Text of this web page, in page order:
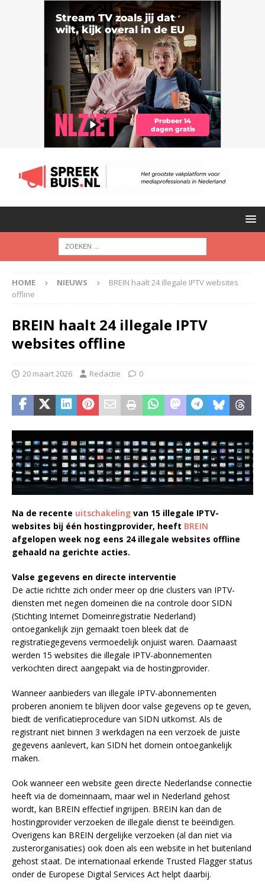
HOME NIEUWS
BREIN haalt 24 illegale IPTV websites
offline
BREIN haalt 24 illegale IPTV
websites offline
20 maart 2026 Redactie 0
Na de recente uitschakeling van 15 illegale IPTV-
websites bij één hostingprovider, heeft BREIN
afgelopen week nog eens 24 illegale websites offline
gehaald na gerichte acties.
Valse gegevens en directe interventie
De actie richtte zich onder meer op drie clusters van IPTV-
diensten met negen domeinen die na controle door SIDN
(Stichting Internet Domeinregistratie Nederland)
ontoegankelijk zijn gemaakt toen bleek dat de
registratiegegevens vermoedelijk onjuist waren. Daarnaast
werden 15 websites die illegale IPTV-abonnementen
verkochten direct aangepakt via de hostingprovider.
Wanneer aanbieders van illegale IPTV-abonnementen
proberen anoniem te blijven door valse gegevens op te geven,
biedt de verificatieprocedure van SIDN uitkomst. Als de
registrant niet binnen 3 werkdagen na een verzoek de juiste
gegevens aanlevert, kan SIDN het domein ontoegankelijk
maken.
Ook wanneer een website geen directe Nederlandse connectie
heeft via de domeinnaam, maar wel in Nederland gehost
wordt, kan BREIN effectief ingrijpen. BREIN kan dan de
hostingprovider verzoeken de illegale dienst te beëindigen.
Overigens kan BREIN dergelijke verzoeken (al dan niet via
zusterorganisaties) ook doen als een website in het buitenland
gehost staat. De internationaal erkende Trusted Flagger status
onder de Europese Digital Services Act helpt daarbij.